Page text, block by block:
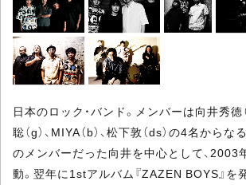
日本のロック・バンド。メンバーは向井秀徳
聡（g）、MIYA（b）、松下敦（ds）の4名から
のメンバーだった向井を中心として、2003
動。翌年に1stアルバム『ZAZEN BOYS』を